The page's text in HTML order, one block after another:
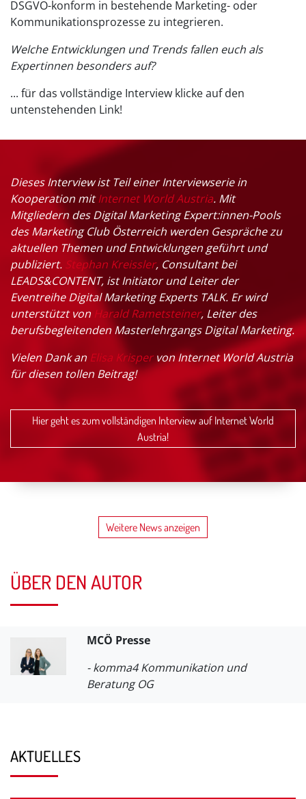
DSGVO-konform in bestehende Marketing- oder
Kommunikationsprozesse zu integrieren.
Welche Entwicklungen und Trends fallen euch als
Expertinnen besonders auf?
... für das vollständige Interview klicke auf den
untenstehenden Link!
Dieses Interview ist Teil einer Interviewserie in
Kooperation mitInternet World Austria. Mit
Mitgliedern des Digital Marketing Expert:innen-Pools
des Marketing Club Österreich werden Gespräche zu
aktuellen Themen und Entwicklungen geführt und
publiziert. Stephan Kreissler, Consultant bei
LEADS&CONTENT, ist Initiator und Leiter der
Eventreihe Digital Marketing Experts TALK. Er wird
unterstützt von Harald Rametsteiner, Leiter des
berufsbegleitenden Masterlehrgangs Digital Marketing.
Vielen Dank an Elisa Krispervon Internet World Austria
für diesen tollen Beitrag!
Hier geht es zum vollständigen Interview auf Internet World
Austria!
Weitere News anzeigen
ÜBER DEN AUTOR
MCÖ Presse
- komma4 Kommunikation und
Beratung OG
AKTUELLES